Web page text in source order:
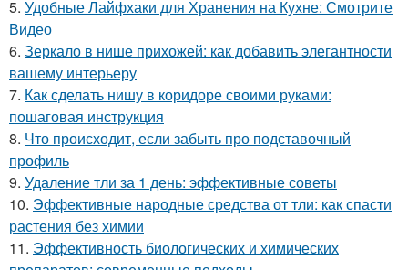
5. Удобные Лайфхаки для Хранения на Кухне: Смотрите
Видео
6. Зеркало в нише прихожей: как добавить элегантности
вашему интерьеру
7. Как сделать нишу в коридоре своими руками:
пошаговая инструкция
8. Что происходит, если забыть про подставочный
профиль
9. Удаление тли за 1 день: эффективные советы
10. Эффективные народные средства от тли: как спасти
растения без химии
11. Эффективность биологических и химических